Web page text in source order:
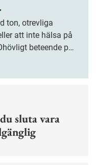
•
ton, otrevliga
att inte hälsa på
beteende på
beteende på
sluta vara